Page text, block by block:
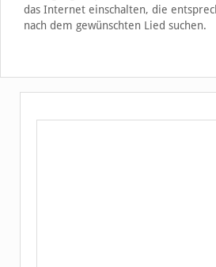
das Internet einschalten, die
nach dem gewünschten Lied suchen.